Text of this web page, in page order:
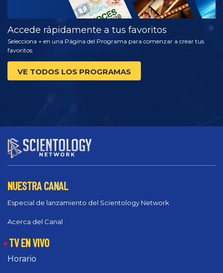
Accede rápidamente a tus favoritos
Selecciona + en una Página del Programa para comenzar a crear tus
favoritos
VE TODOS LOS PROGRAMAS
NUESTRA CANAL
Especial de lanzamiento del Scientology Network
Acerca del Canal
TV EN VIVO
Horario